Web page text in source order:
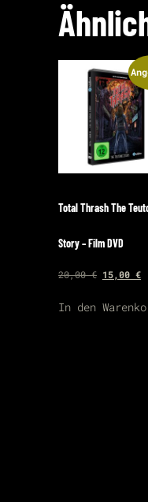
Total Thrash The
Story – Film DVD
20,00€
war:
15,00 €
In den